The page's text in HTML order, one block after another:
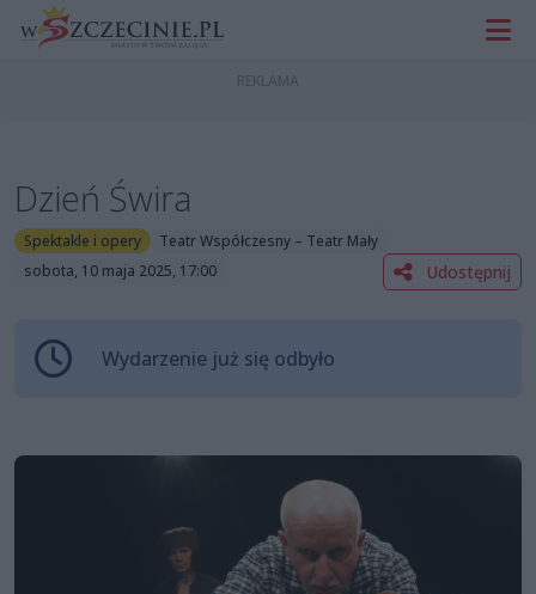
Dzień Świra
Spektakle i opery
Teatr Współczesny – Teatr Mały
sobota, 10 maja 2025, 17:00
Udostępnij
Wydarzenie już się odbyło